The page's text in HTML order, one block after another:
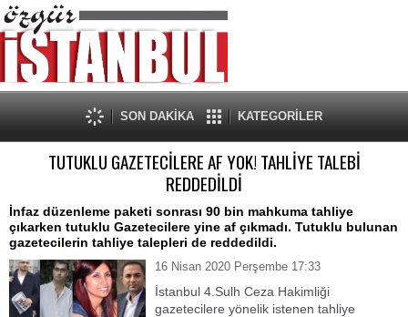
SON DAKİKA KATEGORİLER
TUTUKLU GAZETECİLERE AF YOK! TAHLİYE TALEBİ
REDDEDİLDİ
İnfaz düzenleme paketi sonrası 90 bin mahkuma tahliye
çıkarken tutuklu Gazetecilere yine af çıkmadı. Tutuklu bulunan
gazetecilerin tahliye talepleri de reddedildi.
16 Nisan 2020 Perşembe 17:33
İstanbul 4.Sulh Ceza Hakimliği
gazetecilere yönelik istenen tahliye